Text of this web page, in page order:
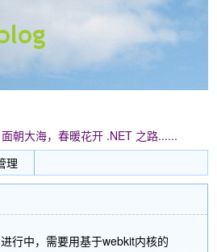
面朝大海，春暖花开 .NET 之路......
理
行中，需要用基于webkit内核的